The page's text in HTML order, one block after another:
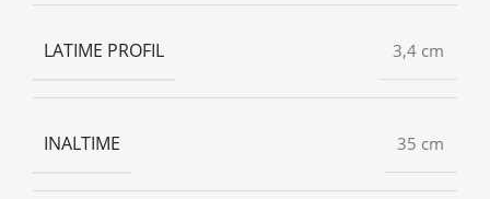
LATIME PROFIL 3,4 cm
INALTIME 35 cm